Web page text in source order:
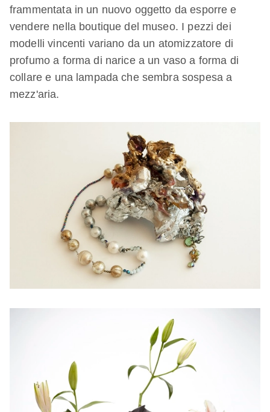
frammentata in un nuovo oggetto da esporre e
vendere nella boutique del museo. I pezzi dei
modelli vincenti variano da un atomizzatore di
profumo a forma di narice a un vaso a forma di
collare e una lampada che sembra sospesa a
mezz'aria.